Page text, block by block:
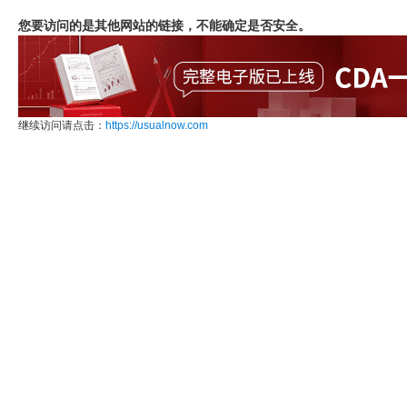
您要访问的是其他网站的链接，不能确定是否安全。
继续访问请点击： https://usualnow.com